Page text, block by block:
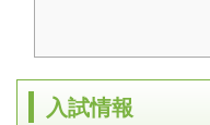
入試情報